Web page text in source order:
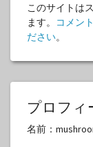
このサイトは
ます。
コメン
ださい。
プロフィ
名前：